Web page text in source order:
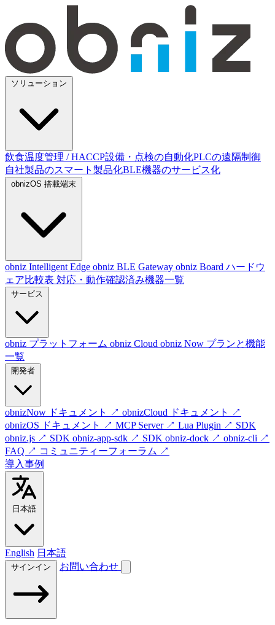
飲食温度管理 / HACCP設備・点検の自動化PLCの遠隔制御
自社製品のスマート製品化BLE機器のサービス化
obniz Intelligent Edge obniz BLE Gateway obniz Board ハードウ
ェア比較表 対応・動作確認済み機器一覧
obniz プラットフォーム obniz Cloud obniz Now プランと機能
一覧
obnizNow ドキュメント ↗ obnizCloud ドキュメント
↗
obnizOS ドキュメント
↗ MCP Server ↗ Lua Plugin ↗ SDK
obniz.js ↗ SDK obniz-app-sdk ↗ SDK obniz-dock ↗ obniz-cli ↗
FAQ ↗ コミュニティーフォーラム ↗
導入事例
日本語
English 日本語
お問い合わせ